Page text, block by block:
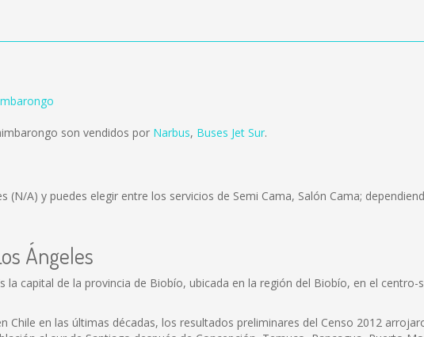
son vendidos por Narbus, Buses Jet Sur.
(N/A) y puedes elegir entre los servicios de Semi Cama, Salón Cama;
Ángeles
la capital de la provincia de Biobío, ubicada en la región del Biobío, en el
Chile en las últimas décadas, los resultados preliminares del Censo 2012